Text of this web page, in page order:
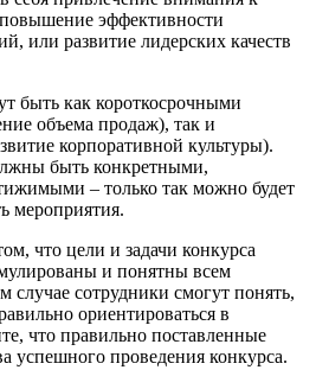
эффективности
или развитие лидерских качеств
быть как короткосрочными
объема продаж), так и
корпоративной культуры).
быть конкретными,
– только так можно будет
мероприятия.
что цели и задачи конкурса
и понятны всем
случае сотрудники смогут понять,
ориентироваться в
что правильно поставленные
успешного проведения конкурса.